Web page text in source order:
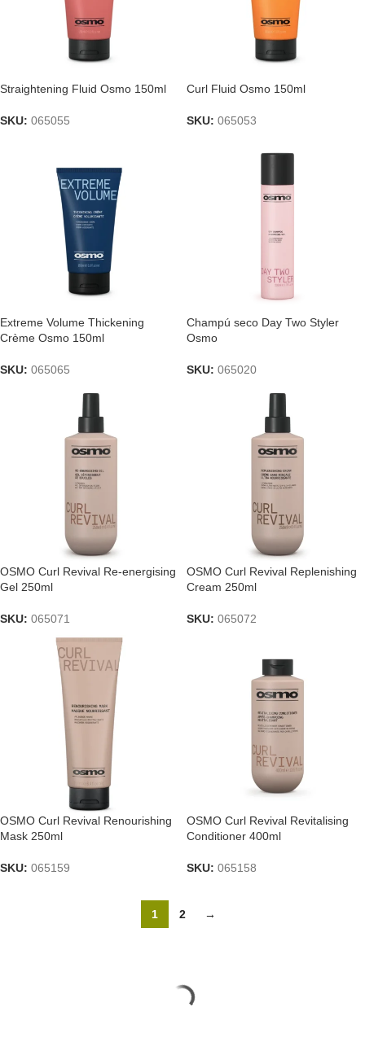
Straightening Fluid Osmo 150ml
SKU: 065055
Curl Fluid Osmo 150ml
SKU: 065053
Extreme Volume Thickening
Crème Osmo 150ml
SKU: 065065
Champú seco Day Two Styler
Osmo
SKU: 065020
OSMO Curl Revival Re-energising
Gel 250ml
SKU: 065071
OSMO Curl Revival Replenishing
Cream 250ml
SKU: 065072
OSMO Curl Revival Renourishing
Mask 250ml
SKU: 065159
OSMO Curl Revival Revitalising
Conditioner 400ml
SKU: 065158
1 2 →